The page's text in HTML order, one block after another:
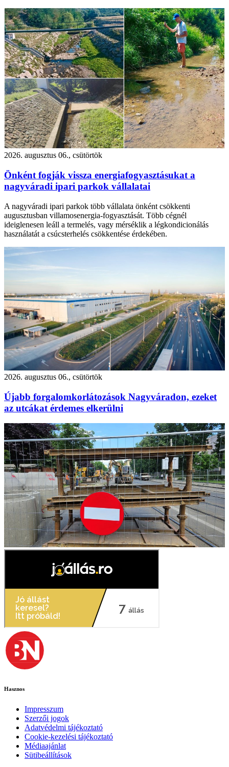
2026. augusztus 06., csütörtök
Önként fogják vissza energiafogyasztásukat a
nagyváradi ipari parkok vállalatai
A nagyváradi ipari parkok több vállalata önként csökkenti
augusztusban villamosenergia-fogyasztását. Több cégnél
ideiglenesen leáll a termelés, vagy mérséklik a légkondicionálás
használatát a csúcsterhelés csökkentése érdekében.
2026. augusztus 06., csütörtök
Újabb forgalomkorlátozások Nagyváradon, ezeket
az utcákat érdemes elkerülni
Hasznos
Impresszum
Szerzői jogok
Adatvédelmi tájékoztató
Cookie-kezelési tájékoztató
Médiaajánlat
Sütibeállítások